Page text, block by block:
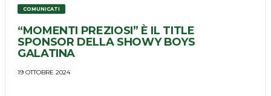
COMUNICATI
“MOMENTI PREZIOSI” È IL TITLE
SPONSOR DELLA SHOWY BOYS
GALATINA
19 OTTOBRE 2024